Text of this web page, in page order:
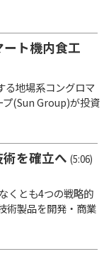
ト機内食工
る地場系コングロマ
プ(Sun Group)が投資
を確立へ (5:06)
くとも4つの戦略的
術製品を開発・商業